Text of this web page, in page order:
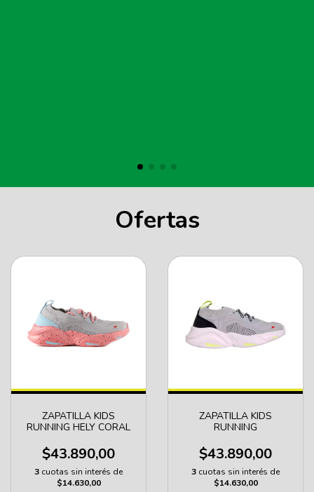
Ofertas
ZAPATILLA KIDS
RUNNING HELY CORAL
$43.890,00
3 cuotas sin interés de
$14.630,00
ZAPATILLA KIDS
RUNNING
$43.890,00
3 cuotas sin interés de
$14.630,00